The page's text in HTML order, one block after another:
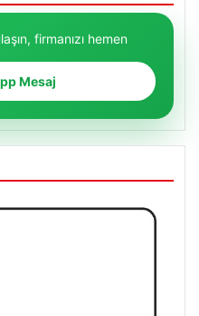
firmanızı hemen
Mesaj